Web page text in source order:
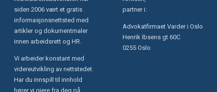
siden 2006 vært et gratis
informasjonsnettsted med
artikler og dokumentmaler
innen arbeidsrett og HR.
Vi arbeider konstant med
videreutvikling av nettstedet.
Har du innspill til innhold
hører vi gjere fra deg på
partner i:
Advokatfirmaet Varder i Oslo
Henrik Ibsens gt 60C
0255 Oslo